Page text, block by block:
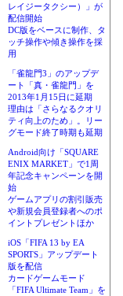
レイジータクシー）」が
配信開始
DC版をベースに制作、タ
ッチ操作や傾き操作を採
用
「雀龍門3」のアップデ
ート「真・雀龍門」を
2013年1月15日に延期
理由は「さらなるクオリ
ティ向上のため」。リー
グモード終了時期も延期
Android向け「SQUARE
ENIX MARKET」で1周
年記念キャンペーンを開
始
ゲームアプリの割引販売
や新規会員登録者へのポ
イントプレゼントほか
iOS「FIFA 13 by EA
SPORTS」アップデート
版を配信
カードゲームモード
「FIFA Ultimate Team」を